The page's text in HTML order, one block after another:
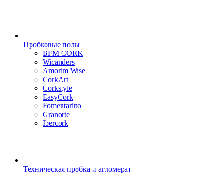
Пробковые полы
BFM CORK
Wicanders
Amorim Wise
CorkArt
Corkstyle
EasyCork
Fomentarino
Granorte
Ibercork
Техническая пробка и агломерат